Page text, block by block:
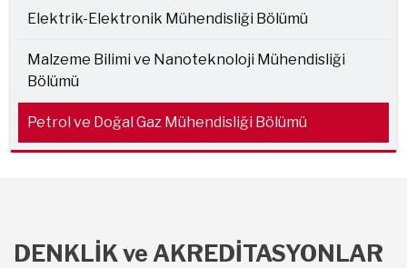
Elektrik-Elektronik Mühendisliği Bölümü
Malzeme Bilimi ve Nanoteknoloji Mühendisliği
Bölümü
Petrol ve Doğal Gaz Mühendisliği Bölümü
DENKLİK ve AKREDİTASYONLAR